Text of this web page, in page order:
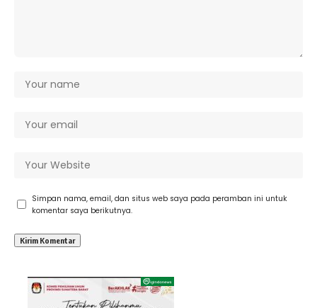
Simpan nama, email, dan situs web saya pada peramban ini untuk
komentar saya berikutnya.